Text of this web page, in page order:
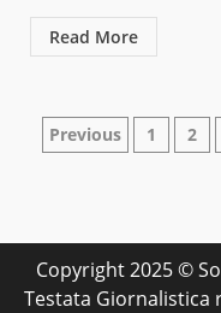
Read More
articoli
Previous 1 2
Copyright 2025 ©
Testata Giornalistica